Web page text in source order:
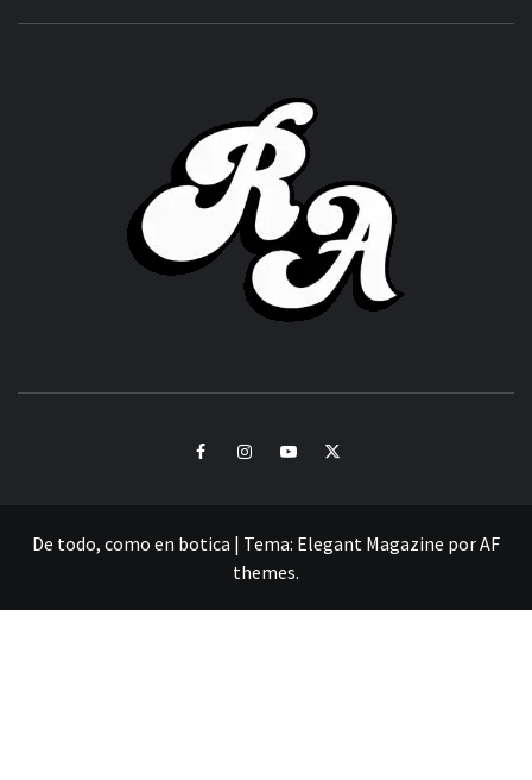
FacebookInstagramYoutubeTwitter
De todo, como en botica | Tema: Elegant Magazine porAF
themes.